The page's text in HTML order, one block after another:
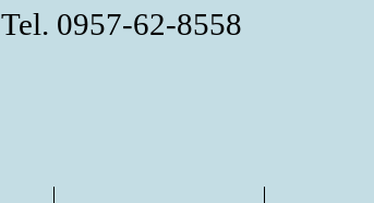
Tel. 0957-62-8558